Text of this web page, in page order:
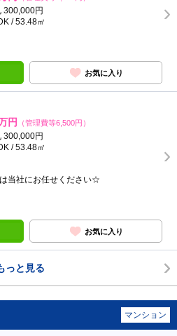
300,000円
/ 53.48㎡
お気に入り
円 （管理費等6,500円）
300,000円
/ 53.48㎡
当社にお任せください☆
お気に入り
っと見る
マンション